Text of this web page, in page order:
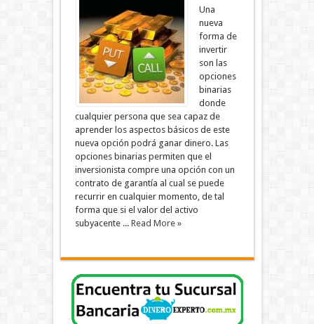
Una
nueva
forma de
invertir
son las
opciones
binarias
donde
cualquier persona que sea capaz de
aprender los aspectos básicos de este
nueva opción podrá ganar dinero. Las
opciones binarias permiten que el
inversionista compre una opción con un
contrato de garantía al cual se puede
recurrir en cualquier momento, de tal
forma que si el valor del activo
subyacente ... Read More »